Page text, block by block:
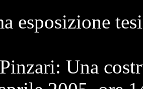
esposizione
Una